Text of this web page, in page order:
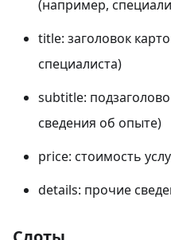
(например,
title: заголовок
специалиста)
subtitle:
сведения об опыте)
price: стоимость
details: прочие